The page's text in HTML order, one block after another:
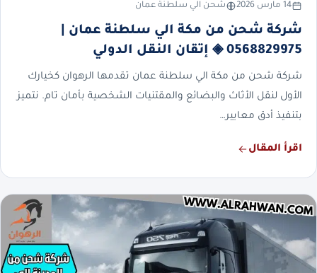
14 مارس 2026 شحن الي سلطنة عمان
شركة شحن من مكة الي سلطنة عمان |
0568829975 ◈ إتقان النقل الدولي
شركة شحن من مكة الي سلطنة عمان تقدمها الرهوان كخيارك
الأول لنقل الأثاث والبضائع والمقتنيات الشخصية بأمان تام. نتميز
بتنفيذ أدق معايير…
اقرأ المقال